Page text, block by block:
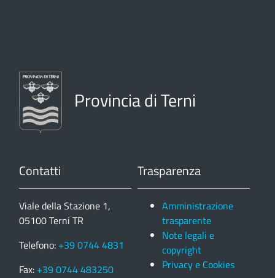
Provincia di Terni
Contatti
Viale della Stazione 1,
05100 Terni TR
Telefono: +39 0744 4831
Fax: +39 0744 483250
Trasparenza
Amministrazione
trasparente
Note legali e
copyright
Privacy e Cookies